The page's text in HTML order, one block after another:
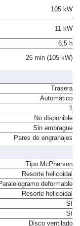
105 kW
11 kW
6,5 h
26 min (105 kW)
Trasera
Automático
1
No disponible
Sin embrague
Pares de engranajes
Tipo McPherson
Resorte helicoidal
deformable
Resorte helicoidal
Sí
Sí
Disco ventilado